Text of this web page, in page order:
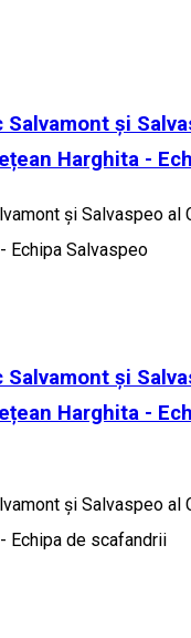
și
Harghita -
și Salvaspeo al
Echipa Salvaspeo
și
Harghita -
și Salvaspeo al
Echipa de scafandrii